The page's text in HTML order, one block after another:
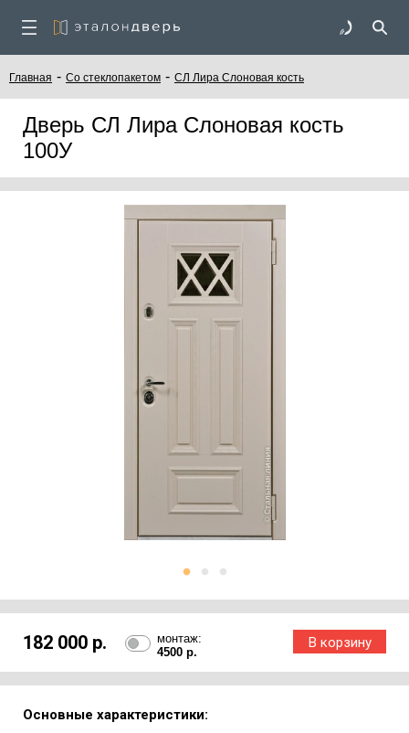
Главная - Со стеклопакетом - СЛ Лира Слоновая кость
Дверь СЛ Лира Слоновая кость
100У
182 000 р.
монтаж:
4500 р.
Основные характеристики: